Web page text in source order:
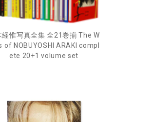
経惟写真全集 全21巻揃 The W
of NOBUYOSHI ARAKI compl
ete 20+1 volume set